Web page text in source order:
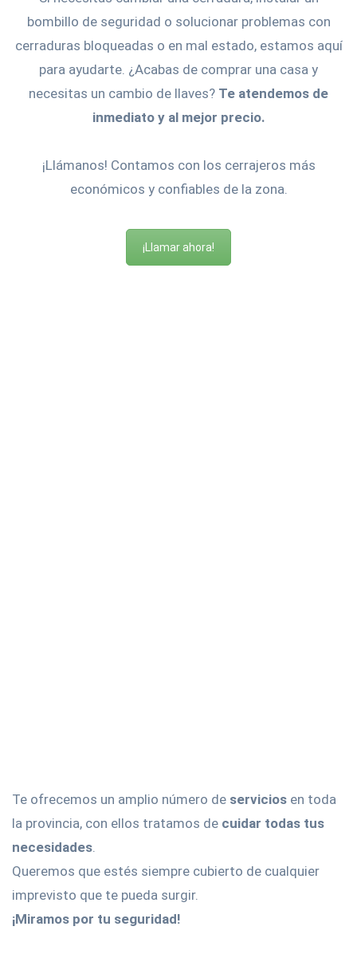
bombillo de seguridad o solucionar problemas con
cerraduras bloqueadas o en mal estado, estamos aquí
para ayudarte. ¿Acabas de comprar una casa y
necesitas un cambio de llaves? Te atendemos de
inmediato y al mejor precio.
¡Llámanos! Contamos con los cerrajeros más
económicos y confiables de la zona.
¡Llamar ahora!
Te ofrecemos un amplio número de servicios en toda
la provincia, con ellos tratamos de cuidar todas tus
necesidades
Queremos que estés siempre cubierto de cualquier
imprevisto que te pueda surgir.
¡Miramos por tu seguridad!